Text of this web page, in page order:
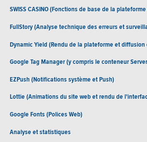
SWISS CASINO (Fonctions de base de la
FullStory (Analyse technique des erreurs et
Dynamic Yield (Rendu de la plateforme et
Google Tag Manager (y compris le conteneur
EZPush (Notifications système et Push)
Lottie (Animations du site web et rendu de
Google Fonts (Polices Web)
Analyse et statistiques